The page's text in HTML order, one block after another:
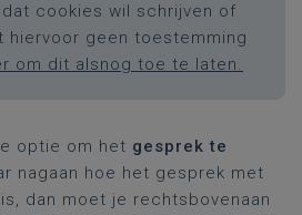
cookies wil schrijven of
hiervoor geen toestemming
om dit alsnog toe te laten.
optie om het gesprek te
nagaan hoe het gesprek met
dan moet je rechtsbovenaan